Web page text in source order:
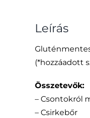
Leírás
(*hozzáadott
Összetevők:
– Csontokról
– Csirkebőr